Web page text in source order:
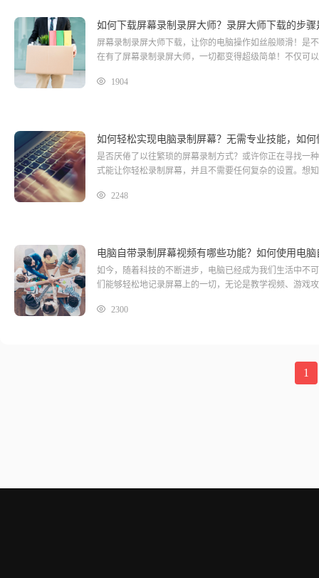
如何下载屏幕录制录屏大师？录屏大师下载的步骤
屏幕录制录屏大师下载，让你的电脑操作如丝般顺滑！是
在有了屏幕录制录屏大师，一切都变得超级简单！不仅可
1904
如何轻松实现电脑录制屏幕？无需专业技能，如
是否厌倦了以往繁琐的屏幕录制方式？或许你正在寻找一
式能让你轻松录制屏幕，并且不需要任何复杂的设置。想
2248
电脑自带录制屏幕视频有哪些功能？如何使用电
如今，随着科技的不断进步，电脑已经成为我们生活中不
们能够轻松地记录屏幕上的一切，无论是教学视频、游戏
2300
1